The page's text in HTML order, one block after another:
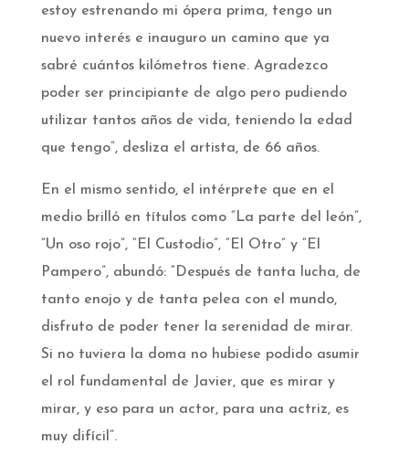
estoy estrenando mi ópera prima, tengo un
nuevo interés e inauguro un camino que ya
sabré cuántos kilómetros tiene. Agradezco
poder ser principiante de algo pero pudiendo
utilizar tantos años de vida, teniendo la edad
que tengo”, desliza el artista, de 66 años.
En el mismo sentido, el intérprete que en el
medio brilló en títulos como “La parte del león”,
“Un oso rojo”, “El Custodio”, “El Otro” y “El
Pampero”, abundó: “Después de tanta lucha, de
tanto enojo y de tanta pelea con el mundo,
disfruto de poder tener la serenidad de mirar.
Si no tuviera la doma no hubiese podido asumir
el rol fundamental de Javier, que es mirar y
mirar, y eso para un actor, para una actriz, es
muy difícil”.